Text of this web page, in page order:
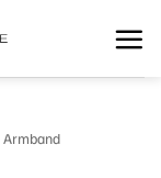
Armband